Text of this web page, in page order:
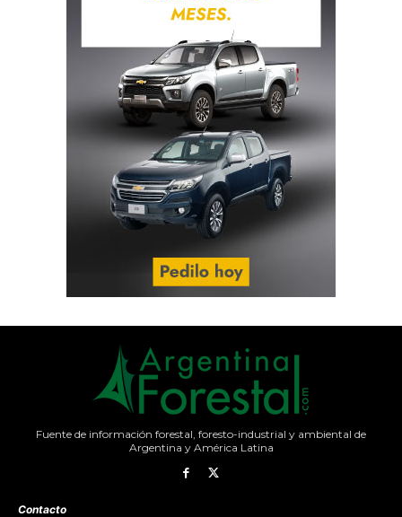
Fuente de información forestal, foresto-industrial y ambiental de
Argentina y América Latina
Contacto